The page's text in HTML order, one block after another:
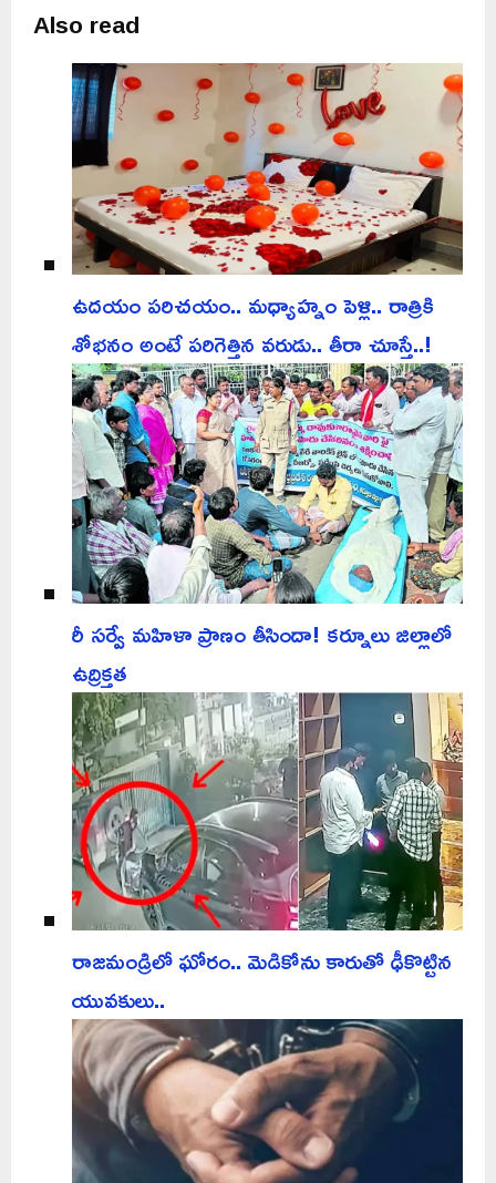
Also read
ఉదయం పరిచయం.. మధ్యాహ్నం పెళ్లి.. రాత్రికి
శోభనం అంటే పరిగెత్తిన వరుడు.. తీరా చూస్తే..!
రీ సర్వే మహిళా ప్రాణం తీసిందా! కర్నూలు జిల్లాలో
ఉద్రిక్తత
రాజమండ్రిలో ఘోరం.. మెడికోను కారుతో ఢీకొట్టిన
యువకులు..